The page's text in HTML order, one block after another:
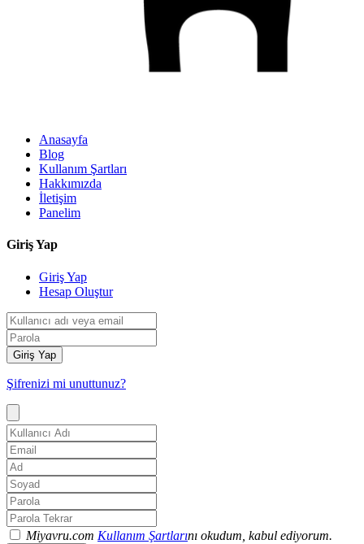
Anasayfa
Blog
Kullanım Şartları
Hakkımızda
İletişim
Panelim
Giriş Yap
Giriş Yap
Hesap Oluştur
Giriş Yap
Şifrenizi mi unuttunuz?
Miyavru.com Kullanım Şartlarını okudum, kabul ediyorum.